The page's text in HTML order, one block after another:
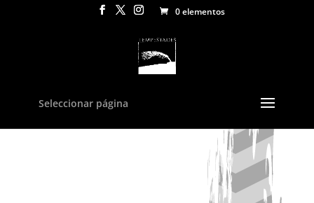
0 elementos
Seleccionar página
Álvaro González Olivares
durante la transición democrática